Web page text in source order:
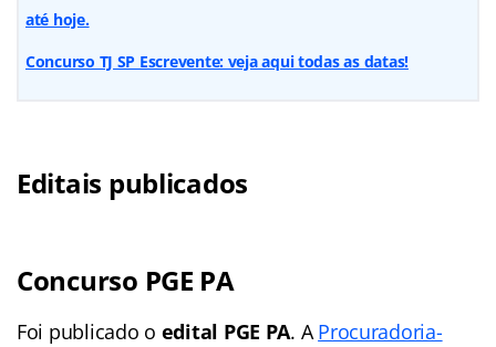
até hoje.
Concurso TJ SP Escrevente: veja aqui todas as datas!
Editais publicados
Concurso PGE PA
Foi publicado o edital PGE PA. AProcuradoria-